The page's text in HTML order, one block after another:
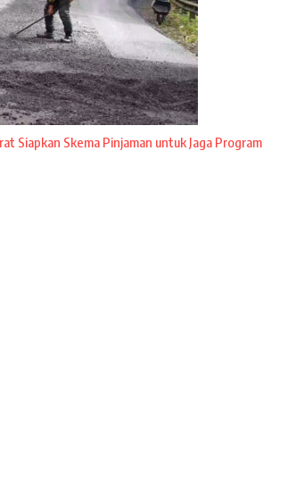
Siapkan Skema Pinjaman untuk Jaga Program